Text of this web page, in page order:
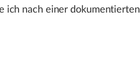
ich nach einer dokumentierten